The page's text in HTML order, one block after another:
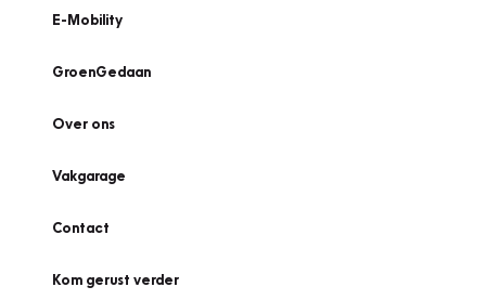
E-Mobility
GroenGedaan
Over ons
Vakgarage
Contact
Kom gerust verder